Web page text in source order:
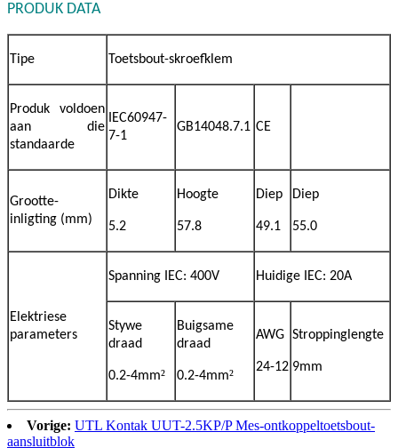
PRODUK DATA
Tipe Toetsbout-skroefklem
Produk voldoen
aan die
standaarde
IEC60947-
7-1
GB14048.7.1 CE
Grootte-
inligting (mm)
Dikte
5.2
Hoogte
57.8
Diep
49.1
Diep
55.0
Elektriese
parameters
Spanning IEC: 400V Huidige IEC: 20A
Stywe
draad
0.2-4mm²
Buigsame
draad
0.2-4mm²
AWG
24-12
Stroppinglengte
9mm
Vorige: UTL Kontak UUT-2.5KP/P Mes-ontkoppeltoetsbout-
aansluitblok